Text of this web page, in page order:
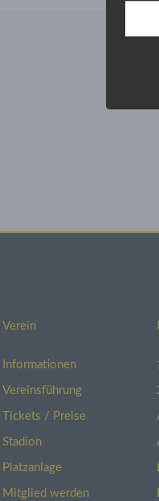
Verein
Informationen
Vereinsführung
Tickets / Preise
Stadion
Platzanlage
Mitglied werden
Die
mit
Sie
in